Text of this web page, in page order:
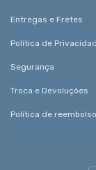
Entregas e Fretes
Política de
Segurança
Troca e Devoluções
Política de reembolso